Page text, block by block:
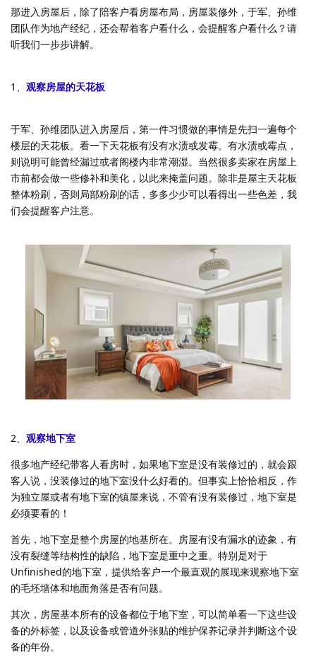
那进入房屋后，除了陪客户看房屋布局，房屋装修外，于军、孙维
团队作为地产经纪，还会帮着客户看什么，会提醒客户看什么？请
听我们一步步讲解。
1、 观察房屋的天花板
于军、孙维团队进入房屋后，第一件习惯做的事情是先扫一遍每个
楼层的天花板。看一下天花板有没有水渍或发霉。有水渍或霉点，
则说明可能曾经漏过或者阁楼内非常潮湿。当然很多卖家在房屋上
市前都会做一些修补和美化，以此来掩盖问题。除非是屋主天花板
整体粉刷，否则局部粉刷的话，多多少少可以看得出一些色差，我
们会提醒客户注意。
2、 观察地下室
很多地产经纪带客人看房时，如果地下室是没有装修过的，就会跟
客人说，没装修过的地下室没什么好看的。但事实上恰恰相反，作
为独立屋或者有地下室的镇屋来说，不管有没有装修过，地下室是
必须要看的！
首先，地下室是整个房屋的地基所在。房屋有没有漏水的迹象，有
没有裂缝等结构性的缺陷，地下室是重中之重。特别是对于
Unfinished的地下室，提供给客户一个最直观的展现来观察地下室
的毛坯墙体和地面角落是否有问题。
其次，房屋基本所有的设备都位于地下室，可以简单看一下这些设
备的外标签，以及设备或管道外张贴的维护保养记录并判断这个设
备的年份。